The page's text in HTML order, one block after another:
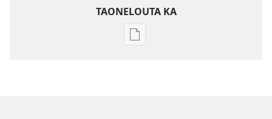
TAONELOUTA KA
Mekgwa